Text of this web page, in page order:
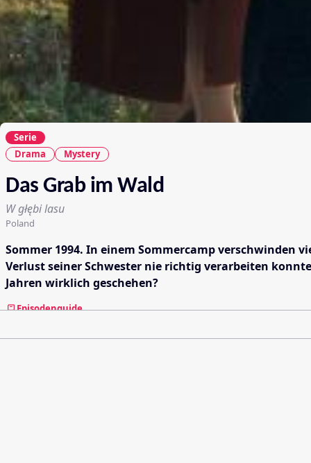
Serie
Drama
Mystery
Das Grab im Wald
W głębi lasu
Poland
Sommer 1994. In einem Sommercamp verschwinden
Verlust seiner Schwester nie richtig verarbeiten
Jahren wirklich geschehen?
Episodenguide